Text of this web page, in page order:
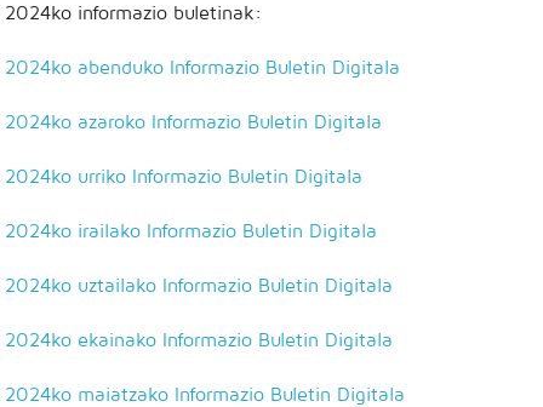
2024ko informazio buletinak:
2024ko abenduko Informazio Buletin Digitala
2024ko azaroko Informazio Buletin Digitala
2024ko urriko Informazio Buletin Digitala
2024ko irailako Informazio Buletin Digitala
2024ko uztailako Informazio Buletin Digitala
2024ko ekainako Informazio Buletin Digitala
2024ko maiatzako Informazio Buletin Digitala